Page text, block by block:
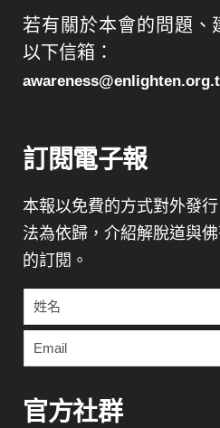
若有關於本會的問題、
以下信箱：
訂閱電子報
本報以免費的方式對外發
法為依歸，介紹解脫道與
的訂閱。
官方社群